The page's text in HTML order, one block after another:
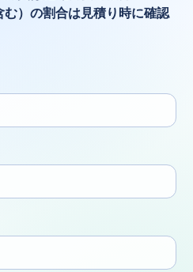
）の割合は見積り時に確認